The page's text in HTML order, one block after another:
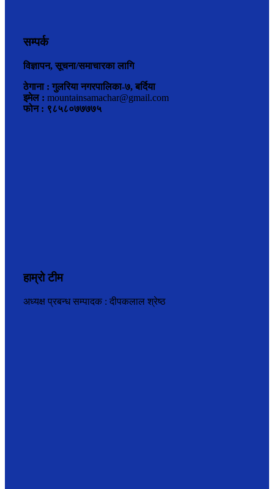
सम्पर्क
विज्ञापन, सूचना/समाचारका लागि
ठेगाना : गुलरिया नगरपालिका-७, बर्दिया
इमेल : mountainsamachar@gmail.com
फोन : ९८५८०७७७७५
हाम्रो टीम
अध्यक्ष प्रबन्ध सम्पादक : दीपकलाल श्रेष्ठ